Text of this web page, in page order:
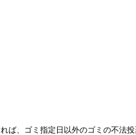
、ゴミ指定日以外のゴミの不法投